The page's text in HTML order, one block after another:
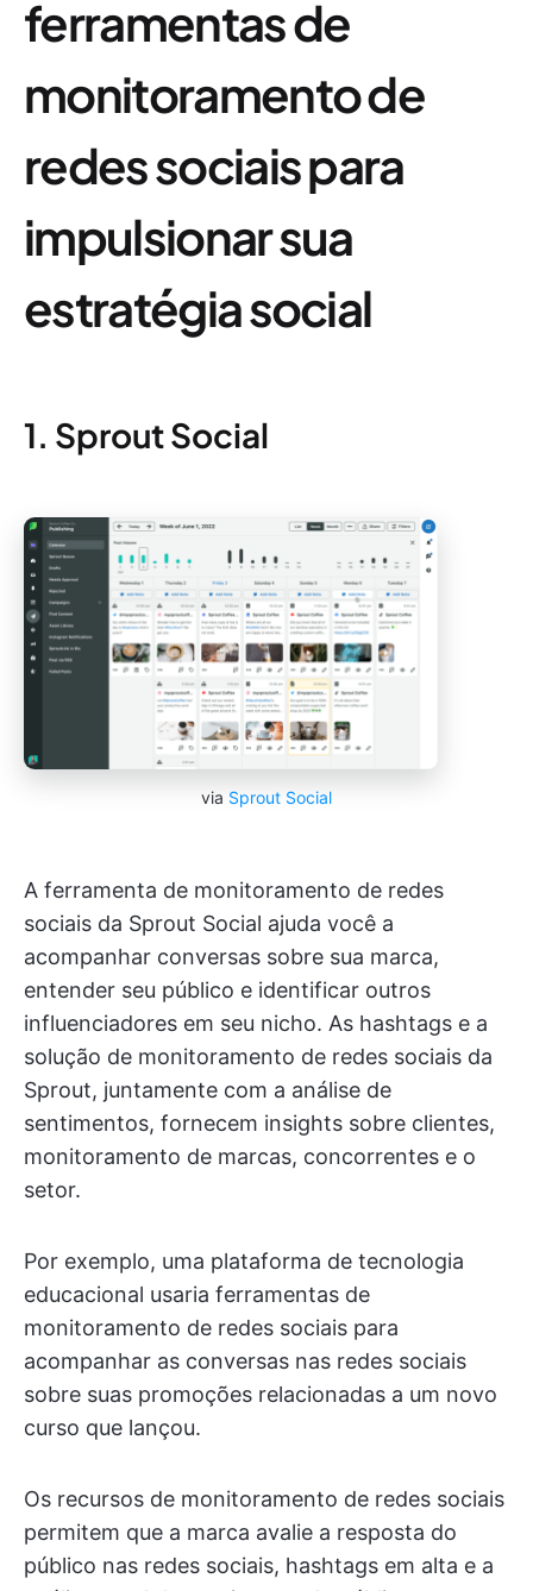
ferramentas de
monitoramento de
redes sociais para
impulsionar sua
estratégia social
1. Sprout Social
via Sprout Social
A ferramenta de monitoramento de redes
sociais da Sprout Social ajuda você a
acompanhar conversas sobre sua marca,
entender seu público e identificar outros
influenciadores em seu nicho. As hashtags e a
solução de monitoramento de redes sociais da
Sprout, juntamente com a análise de
sentimentos, fornecem insights sobre clientes,
monitoramento de marcas, concorrentes e o
setor.
Por exemplo, uma plataforma de tecnologia
educacional usaria ferramentas de
monitoramento de redes sociais para
acompanhar as conversas nas redes sociais
sobre suas promoções relacionadas a um novo
curso que lançou.
Os recursos de monitoramento de redes sociais
permitem que a marca avalie a resposta do
público nas redes sociais, hashtags em alta e a